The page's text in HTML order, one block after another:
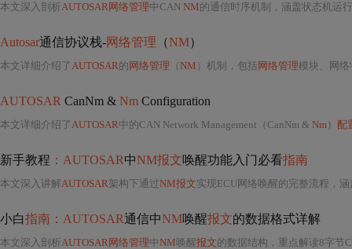
本文深入剖析AUTOSAR网络管理中CAN NM的通信时序机制，涵盖状态机运
Autosar通信协议栈-网络管理 （NM）
本文详细介绍了AUTOSAR的 网络管理 （NM ）机制，包括 网络管理模块、网络状态机（
AUTOSAR CanNm & Nm Configuration
本文详细介绍了AUTOSAR中的CAN Network Management（CanNm & Nm） 配
新手教程 ：AUTOSAR中NM报文唤醒功能入门必看指南
本文深入讲解AUTOSAR架构下通过NM报文实现ECU网络唤醒的完整流程，涵
小白指南：AUTOSAR通信中NM唤醒报文的数据格式详解
本文深入剖析AUTOSAR网络管理中NM 唤醒报文的数据结构，重点解读8字节